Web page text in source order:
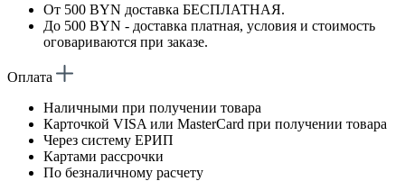
От 500 BYN доставка БЕСПЛАТНАЯ.
До 500 BYN - доставка платная, условия и стоимость
оговариваются при заказе.
Оплата
Наличными при получении товара
Карточкой VISA или MasterCard при получении товара
Через систему ЕРИП
Картами рассрочки
По безналичному расчету